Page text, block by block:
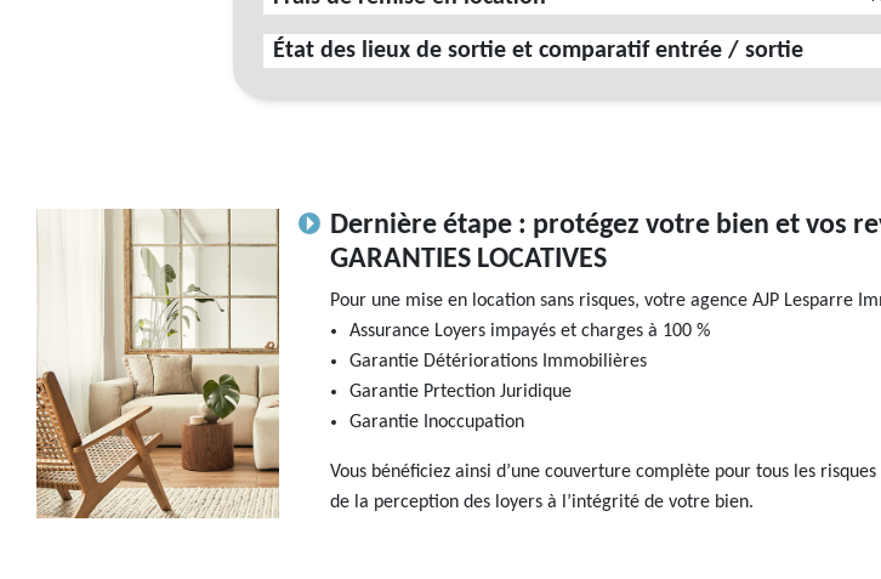
État des lieux de sortie et comparatif entrée / sortie
Dernière étape : protégez votre bien et vos
GARANTIES LOCATIVES
Pour une mise en location sans risques, votre agence AJP Lesparre
Assurance Loyers impayés et charges à 100 %
Garantie Détériorations Immobilières
Garantie Prtection Juridique
Garantie Inoccupation
Vous bénéficiez ainsi d’une couverture complète pour tous les
de la perception des loyers à l’intégrité de votre bien.